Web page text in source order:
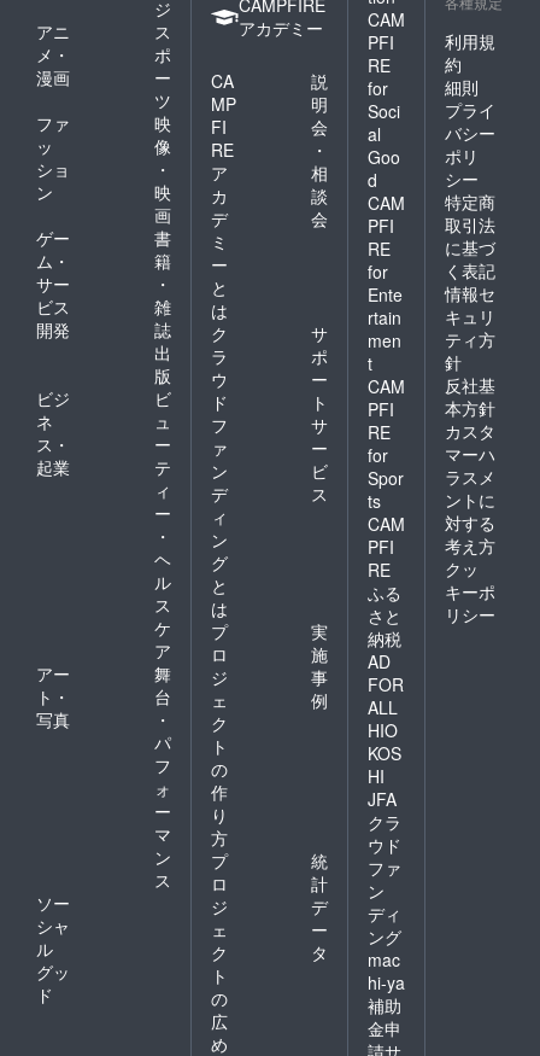
ジ
アニ
メ・
漫画
ス
ポ
ー
ツ
ファ
ッ
ショ
ン
映
像
・
映
画
ゲー
ム・
サー
ビス
開発
書
籍
・
雑
誌
出
版
ビジ
ネ
ス・
起業
ビ
ュ
ー
テ
ィ
ー
・
ヘ
ル
ス
ケ
ア
アー
ト・
写真
舞
台
・
パ
フ
ォ
ー
マ
ン
ス
ソー
シャ
ル
グッ
ド
CAMPFIRE
アカデミー
CA
MP
FI
RE
ア
カ
デ
ミ
ー
と
は
説
明
会
・
相
談
会
ク
ラ
ウ
ド
フ
ァ
ン
デ
ィ
ン
グ
と
は
サ
ポ
ー
ト
サ
ー
ビ
ス
プ
ロ
ジ
ェ
ク
ト
の
作
り
方
実
施
事
例
プ
ロ
ジ
ェ
ク
ト
の
広
め
統
計
デ
ー
タ
CAM
PFI
RE
for
Soci
al
Goo
d
CAM
PFI
RE
for
Ente
rtain
men
t
CAM
PFI
RE
for
Spor
ts
CAM
PFI
RE
ふる
さと
納税
AD
FOR
ALL
HIO
KOS
HI
JFA
クラ
ウド
ファ
ン
ディ
ング
mac
hi-ya
補助
金申
利用規
約
細則
プライ
バシー
ポリ
シー
特定商
取引法
に基づ
く表記
情報セ
キュリ
ティ方
針
反社基
本方針
カスタ
マーハ
ラスメ
ントに
対する
考え方
クッ
キーポ
リシー